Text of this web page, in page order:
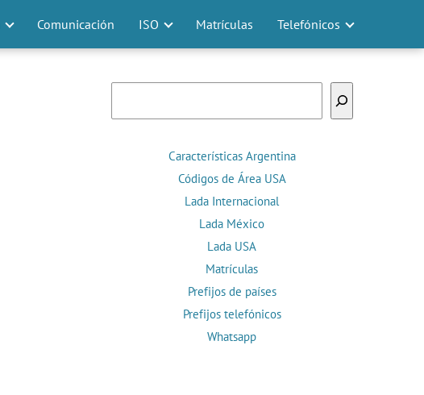
Comunicación ISO Matrículas Telefónicos
Características Argentina
Códigos de Área USA
Lada Internacional
Lada México
Lada USA
Matrículas
Prefijos de países
Prefijos telefónicos
Whatsapp